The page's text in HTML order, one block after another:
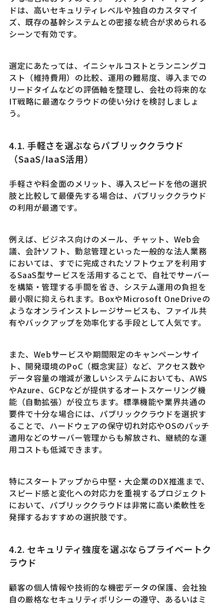
ドは、高いセキュリティレベルや独自のカスタマイ
ズ、既存の基幹システムとの密接な統合が求められる
シーンで有効です。
選定にあたっては、イニシャルコストとランニングコ
スト（維持費用）の比較、運用の難易度、導入までの
リードタイムなどの評価軸を整理し、会社の将来的な
IT戦略に最適なクラウドの使い分けを検討しましょ
う。
4.1. 手軽さを選ぶならパブリッククラウド
（SaaS/IaaS活用）
手軽さや料金面のメリット、導入スピードを他の選択
肢と比較して最優先する場合は、パブリッククラウド
の利用が最適です。
例えば、ビジネス向けのメール、チャット、Web会
議、会計ソフト、勤怠管理といった一般的な法人業務
においては、すでに完成されたソフトウェアを利用す
るSaaS型サービスを活用することで、自社でサーバー
を構築・管理する手間を省き、システム運用の負担を
最小限に抑えられます。BoxやMicrosoft OneDriveの
ようなオンラインストレージサービスも、ファイル共
有やバックアップを効率化する手段として人気です。
また、Webサービスや期間限定のキャンペーンサイ
ト、開発環境のPoC（概念実証）など、アクセス数や
データ容量の増減が激しいシステムにおいても、AWS
やAzure、GCPなどが提供するオートスケーリング機
能（自動拡張）が役立ちます。標準機能や業界共通の
要件で十分な場合には、パブリッククラウドを選択す
ることで、ハードウェアの保守切れ対応やOSのパッチ
適用などのサーバー管理からも解放され、継続的な運
用コストも低減できます。
特にスタートアップから中堅・大企業のDX推進まで、
スピード感と変化への対応力を重視するプロジェクト
において、パブリッククラウドは非常に高い柔軟性を
発揮するおすすめの選択肢です。
4.2. セキュリティ強度を選ぶならプライベートク
ラウド
顧客の個人情報や技術的な機密データの保護、会社独
自の厳格なセキュリティポリシーの遵守、あるいはミ